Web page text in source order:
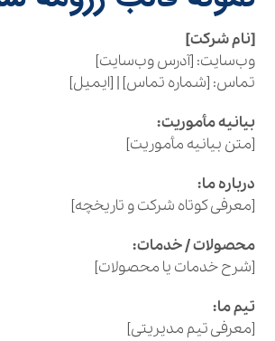
[نام شرکت]
وب‌سایت: [آدرس وب‌سایت]
تماس: [شماره تماس] | [ایمیل]
بیانیه مأموریت:
[متن بیانیه مأموریت]
درباره ما:
[معرفی کوتاه شرکت و تاریخچه]
محصولات / خدمات:
[شرح خدمات یا محصولات]
تیم ما:
[معرفی تیم مدیریتی]